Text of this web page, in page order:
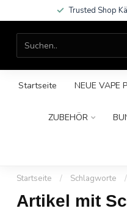
Trusted Shop
Startseite NEUE VAPE
ZUBEHÖR
Startseite / Schlagworte /
Artikel mit